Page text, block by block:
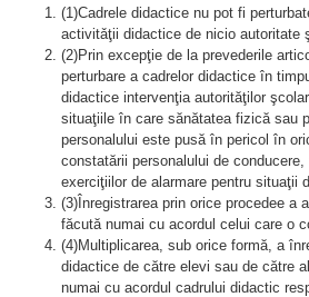
(1)Cadrele didactice nu pot fi
activitǎţii didactice de nicio autoritate
(2)Prin excepţie de la prevederile
perturbare a cadrelor didactice în
didactice intervenţia autorităţilor
situaţiile în care sănătatea fizică sau
personalului este pusă în pericol în
constatării personalului de
exerciţiilor de alarmare pentru situaţii
(3)Înregistrarea prin orice procedee a
făcută numai cu acordul celui care o
(4)Multiplicarea, sub orice formă, a
didactice de către elevi sau de către
numai cu acordul cadrului didactic